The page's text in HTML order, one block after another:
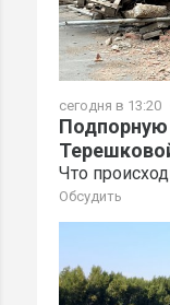
сегодня в 13:20
Подпорную
Что
Обсудить